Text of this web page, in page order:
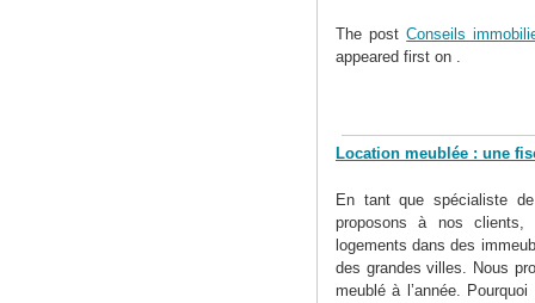
The postConseils
appeared first on .
Location meublée : une
En tant que spécialiste
proposons à nos clients,
logements dans des
des grandes villes. Nous
meublé à l’année.